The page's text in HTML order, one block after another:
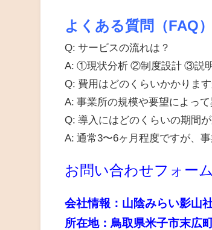
よくある質問（FAQ）
Q: サービスの流れは？
A: ①現状分析 ②制度設計 ③説
Q: 費用はどのくらいかかります
A: 事業所の規模や要望によっ
Q: 導入にはどのくらいの期間
A: 通常3〜6ヶ月程度ですが、
お問い合わせフォーム
会社情報：山陰みらい影山
所在地：鳥取県米子市末広